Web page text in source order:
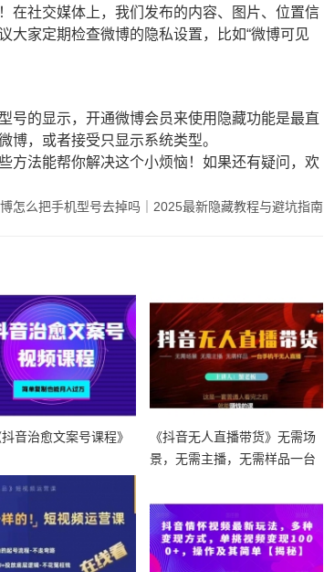
在社交媒体上，我们发布的内容、图片、位置信
大家定期检查微博的隐私设置，比如“微博可见
号的显示，开通微博会员来使用隐藏功能是最直
博，或者接受只显示系统类型。
方法能帮你解决这个小烦恼！如果还有疑问，欢
怎么把手机型号去掉吗｜2025最新隐藏教程与避坑指南
音治愈文案号课程》
《抖音无人直播带货》无需场
景，无需主播，无需样品一台